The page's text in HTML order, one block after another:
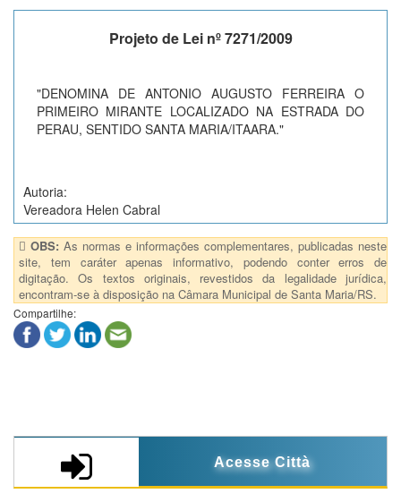
Projeto de Lei nº 7271/2009
"DENOMINA DE ANTONIO AUGUSTO FERREIRA O
PRIMEIRO MIRANTE LOCALIZADO NA ESTRADA DO
PERAU, SENTIDO SANTA MARIA/ITAARA."
Autoria:
Vereadora Helen Cabral
OBS: As normas e informações complementares, publicadas neste
site, tem caráter apenas informativo, podendo conter erros de
digitação. Os textos originais, revestidos da legalidade jurídica,
encontram-se à disposição na Câmara Municipal de Santa Maria/RS.
Compartilhe:
Acesse Città